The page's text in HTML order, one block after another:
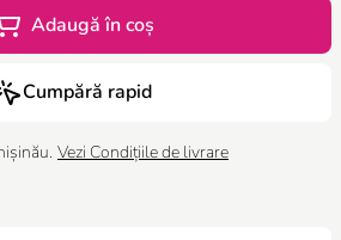
Adaugă în coș
Cumpără rapid
Vezi Condițiile de livrare